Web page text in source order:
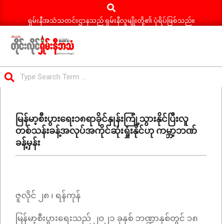
Search
ရှမ်းနီအသံသတင်းဌာနသည် ရှမ်းနီလူမျိုးတို့၏ ပုံရိပ်ဖြစ်သည်။
ရှမ်း
နီ
သတင်း
Menuမြန်မာ့စီးပွားရေး၁၈ရာခိုင်နှုန်းကြုံ့သွားနိုင်ပြီးလူ
တစ်သန်းခန့်အလုပ်အကိုင်ဆုံးရှုံးနိုင်ဟု ကမ္ဘာ့ဘဏ်
ခန့်မှန်း
ဇူလိုင် ၂၈ ၊ ရန်ကုန်
မြန်မာ့စီးပွားရေးသည် ၂၀၂၁ ခုနှစ် ဘဏ္ဍာနှစ်တွင် ၁၈